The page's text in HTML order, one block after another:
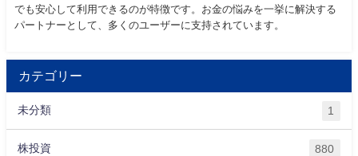
でも安心して利用できるのが特徴です。お金の悩みを一挙に解決する
パートナーとして、多くのユーザーに支持されています。
カテゴリー
未分類 1
株投資 880